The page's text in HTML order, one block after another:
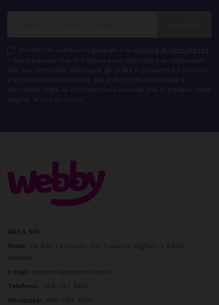
Accetto le condizioni generali e la politica di riservatezza
I dati personali che ci fornisci sono utilizzati per rispondere
alle tue domande, elaborare gli ordini o consentire l'accesso
a informazioni specifiche. Hai il diritto di modificare e
cancellare tutte le informazioni personali che si trovano nella
pagina "Il mio Account".
Sede:
Email:
Telefono: 089 097 8631
Whatsapp: 089 097 8631